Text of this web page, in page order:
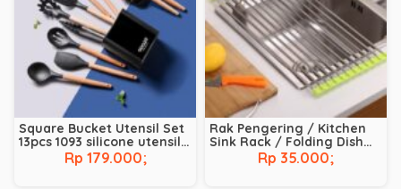
Square Bucket Utensil Set
13pcs 1093 silicone utensil
set GOODERp 179.000;
Rak Pengering / Kitchen
Sink Rack / Folding Dish
Drying RackRp 35.000;